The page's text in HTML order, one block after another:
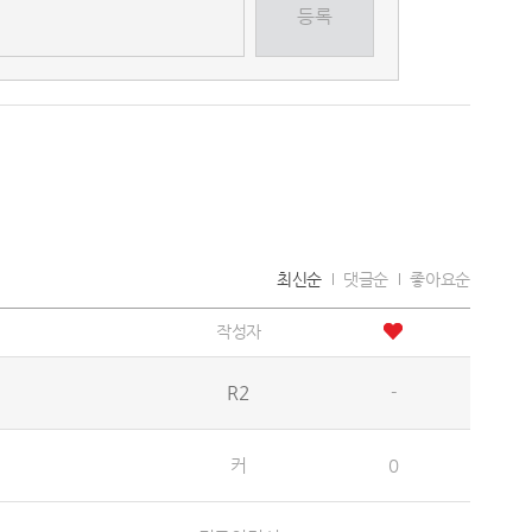
등록
최신순 댓글순 좋아요순
작성자
R2 -
커 0